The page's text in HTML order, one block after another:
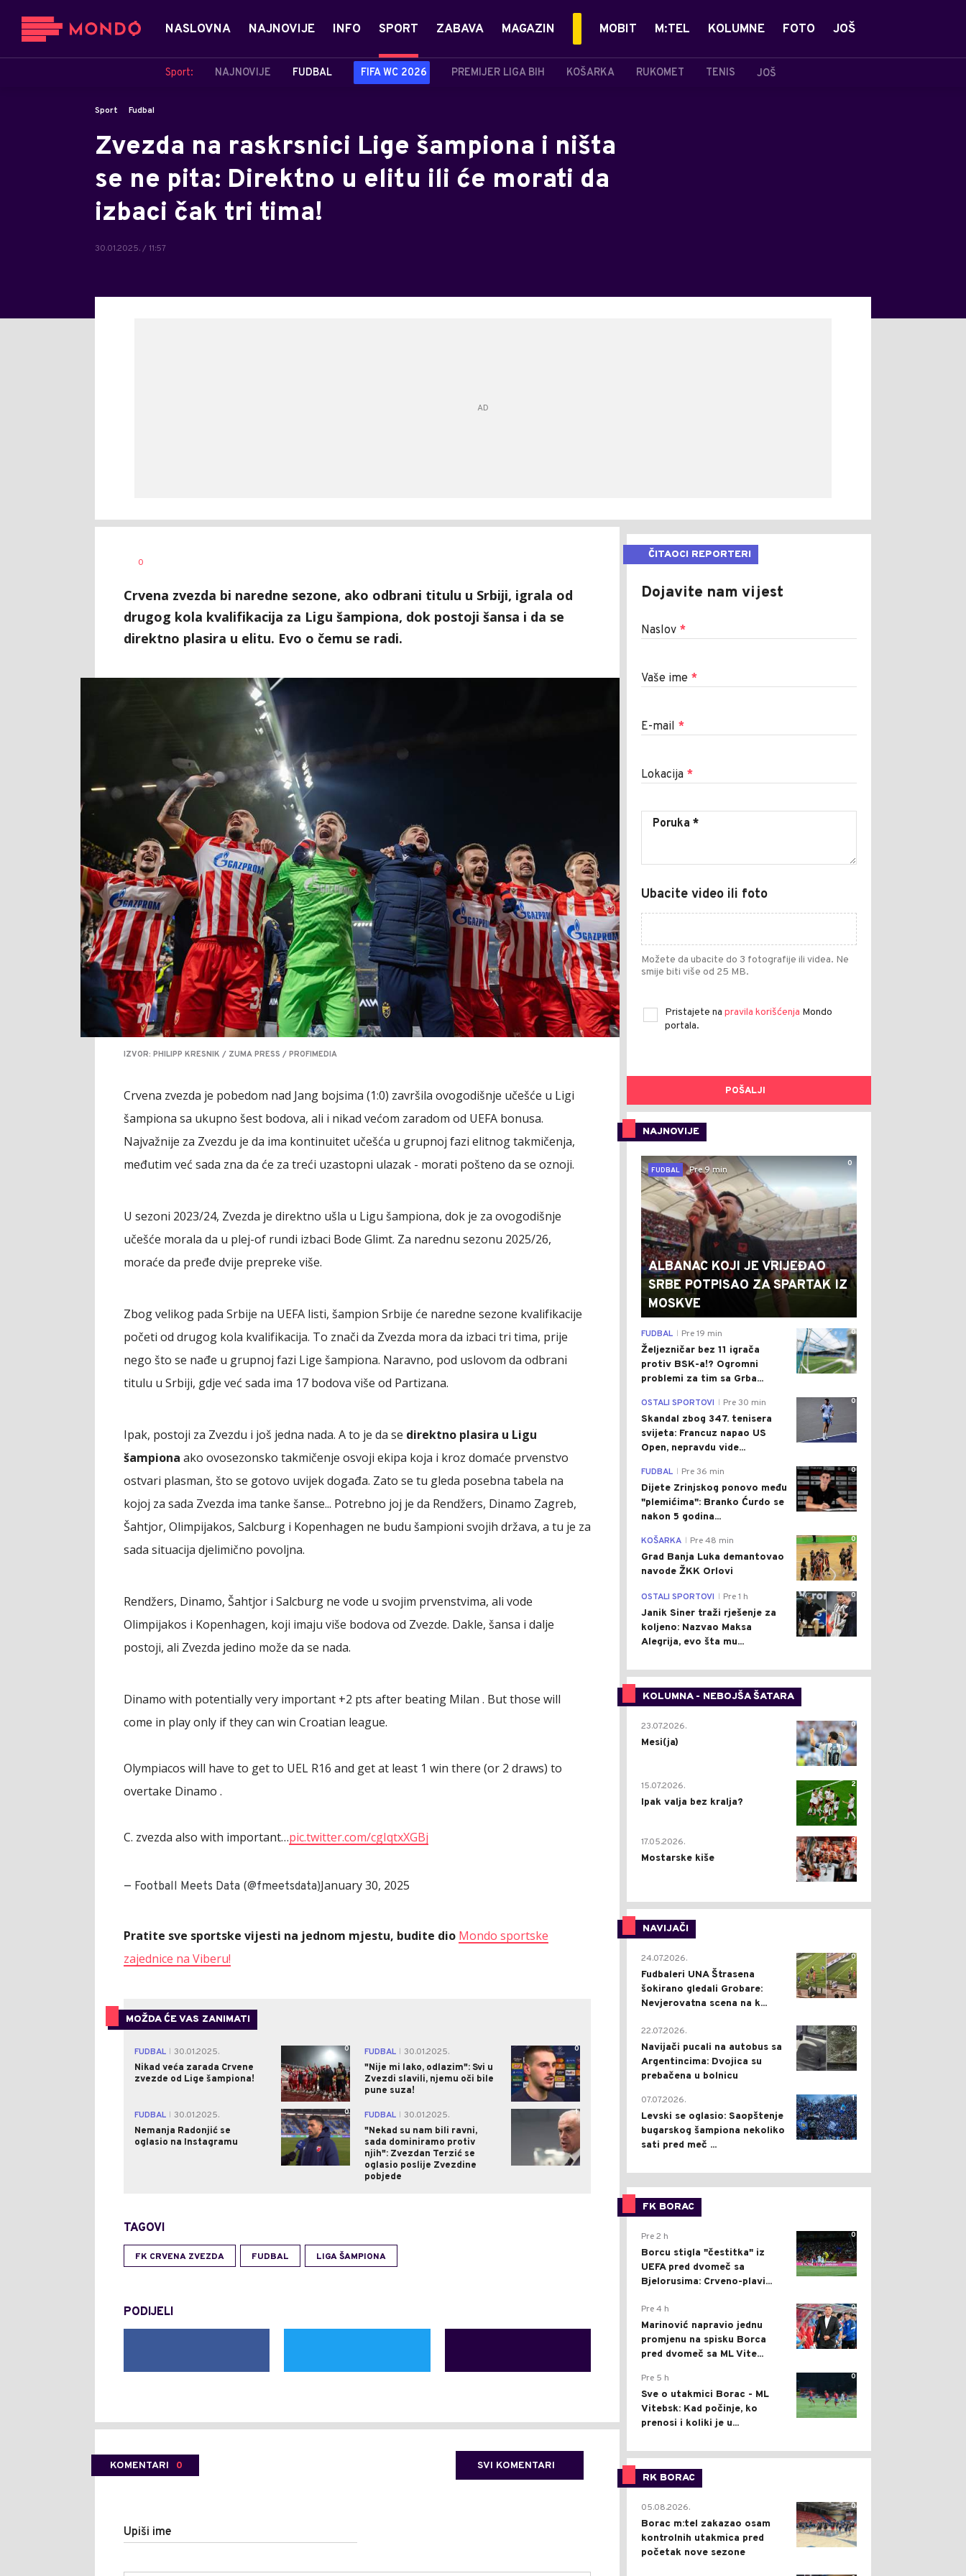
NASLOVNA NAJNOVIJE INFO SPORT
Sport: NAJNOVIJE FUDBAL FIFA WC 2026 PREMIJER LIGA BIH KOŠARKA RUKOMET TENIS JOŠ
ZABAVA MAGAZIN MOBIT M:TEL KOLUMNE FOTO JOŠ
Sport Fudbal
Zvezda na raskrsnici Lige šampiona i ništa
se ne pita: Direktno u elitu ili će morati da
izbaci čak tri tima!
30.01.2025. / 11:57
AUTOR
0
Crvena zvezda bi naredne sezone, ako odbrani titulu u Srbiji, igrala od
drugog kola kvalifikacija za Ligu šampiona, dok postoji šansa i da se
direktno plasira u elitu. Evo o čemu se radi.
IZVOR: PHILIPP KRESNIK / ZUMA PRESS / PROFIMEDIA
Crvena zvezda je pobedom nad Jang bojsima (1:0) završila ovogodišnje učešće u Ligi
šampiona sa ukupno šest bodova, ali i nikad većom zaradom od UEFA bonusa.
Najvažnije za Zvezdu je da ima kontinuitet učešća u grupnoj fazi elitnog takmičenja,
međutim već sada zna da će za treći uzastopni ulazak - morati pošteno da se oznoji.
U sezoni 2023/24, Zvezda je direktno ušla u Ligu šampiona, dok je za ovogodišnje
učešće morala da u plej-of rundi izbaci Bode Glimt. Za narednu sezonu 2025/26,
moraće da pređe dvije prepreke više.
Zbog velikog pada Srbije na UEFA listi, šampion Srbije će naredne sezone kvalifikacije
početi od drugog kola kvalifikacija. To znači da Zvezda mora da izbaci tri tima, prije
nego što se nađe u grupnoj fazi Lige šampiona. Naravno, pod uslovom da odbrani
titulu u Srbiji, gdje već sada ima 17 bodova više od Partizana.
Ipak, postoji za Zvezdu i još jedna nada. A to je da se direktno plasira u Ligu
šampiona ako ovosezonsko takmičenje osvoji ekipa koja i kroz domaće prvenstvo
ostvari plasman, što se gotovo uvijek događa. Zato se tu gleda posebna tabela na
kojoj za sada Zvezda ima tanke šanse... Potrebno joj je da Rendžers, Dinamo Zagreb,
Šahtjor, Olimpijakos, Salcburg i Kopenhagen ne budu šampioni svojih država, a tu je za
sada situacija djelimično povoljna.
Rendžers, Dinamo, Šahtjor i Salcburg ne vode u svojim prvenstvima, ali vode
Olimpijakos i Kopenhagen, koji imaju više bodova od Zvezde. Dakle, šansa i dalje
postoji, ali Zvezda jedino može da se nada.
Dinamo with potentially very important +2 pts after beating Milan . But those will
come in play only if they can win Croatian league.
Olympiacos will have to get to UEL R16 and get at least 1 win there (or 2 draws) to
overtake Dinamo .
C. zvezda also with important…pic.twitter.com/cgIqtxXGBj
— Football Meets Data (@fmeetsdata)January 30, 2025
Pratite sve sportske vijesti na jednom mjestu, budite dio Mondo sportske
zajednice na Viberu!
MOŽDA ĆE VAS ZANIMATI
FUDBAL
30.01.2025.
Nikad veća zarada Crvene
zvezde od Lige šampiona!
0 FUDBAL
30.01.2025.
"Nije mi lako, odlazim": Svi u
Zvezdi slavili, njemu oči bile
pune suza!
0
FUDBAL
30.01.2025.
Nemanja Radonjić se
oglasio na Instagramu
0 FUDBAL
30.01.2025.
"Nekad su nam bili ravni,
sada dominiramo protiv
njih": Zvezdan Terzić se
oglasio poslije Zvezdine
pobjede
1
TAGOVI
FK CRVENA ZVEZDA FUDBAL LIGA ŠAMPIONA
PODIJELI
KOMENTARI 0 SVI KOMENTARI
Upiši ime
ČITAOCI REPORTERI
Dojavite nam vijest
Naslov *
Vaše ime *
E-mail *
Lokacija *
Ubacite video ili foto
Možete da ubacite do 3 fotografije ili videa. Ne
smije biti više od 25 MB.
Pristajete na pravila korišćenja Mondo
portala.
POŠALJI
NAJNOVIJE
0
FUDBAL
Pre 9 min
ALBANAC KOJI JE VRIJEĐAO
SRBE POTPISAO ZA SPARTAK IZ
MOSKVE
0
FUDBAL Pre 19 min
Željezničar bez 11 igrača
protiv BSK-a!? Ogromni
problemi za tim sa Grba...
0
OSTALI SPORTOVI Pre 30 min
Skandal zbog 347. tenisera
svijeta: Francuz napao US
Open, nepravdu vide...
0
FUDBAL Pre 36 min
Dijete Zrinjskog ponovo među
"plemićima": Branko Ćurdo se
nakon 5 godina...
0
KOŠARKA Pre 48 min
Grad Banja Luka demantovao
navode ŽKK Orlovi
0
OSTALI SPORTOVI Pre 1 h
Janik Siner traži rješenje za
koljeno: Nazvao Maksa
Alegrija, evo šta mu...
KOLUMNA - NEBOJŠA ŠATARA
0
23.07.2026.
Mesi(ja)
2
15.07.2026.
Ipak valja bez kralja?
0
17.05.2026.
Mostarske kiše
NAVIJAČI
0
24.07.2026.
Fudbaleri UNA Štrasena
šokirano gledali Grobare:
Nevjerovatna scena na k...
0
22.07.2026.
Navijači pucali na autobus sa
Argentincima: Dvojica su
prebačena u bolnicu
1
07.07.2026.
Levski se oglasio: Saopštenje
bugarskog šampiona nekoliko
sati pred meč ...
FK BORAC
0
Pre 2 h
Borcu stigla "čestitka" iz
UEFA pred dvomeč sa
Bjelorusima: Crveno-plavi...
0
Pre 4 h
Marinović napravio jednu
promjenu na spisku Borca
pred dvomeč sa ML Vite...
0
Pre 5 h
Sve o utakmici Borac - ML
Vitebsk: Kad počinje, ko
prenosi i koliki je u...
RK BORAC
0
05.08.2026.
Borac m:tel zakazao osam
kontrolnih utakmica pred
početak nove sezone